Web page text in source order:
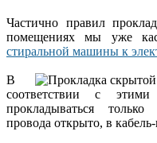
Частично правил
помещениях мы уже
стиральной машины к
В
соответствии с
прокладываться
провода открыто, в